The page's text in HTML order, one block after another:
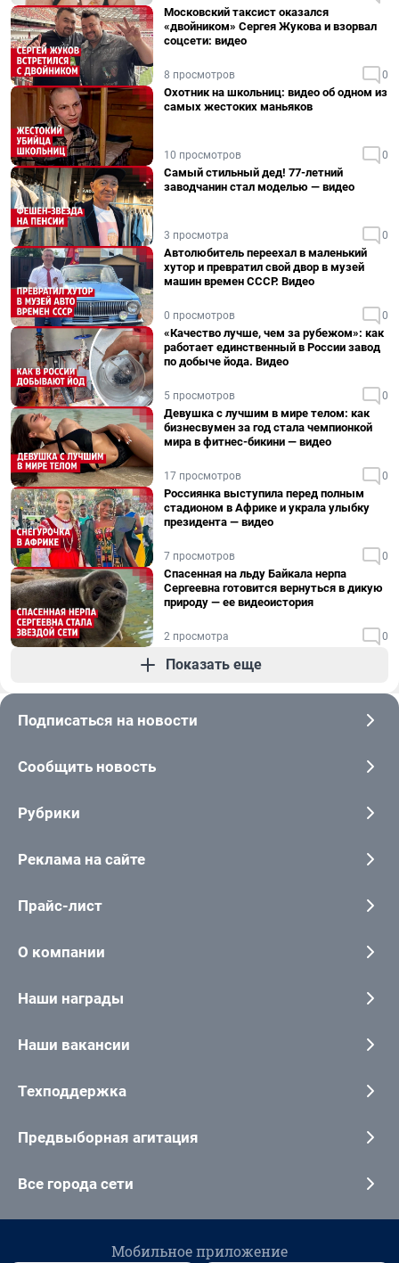
Московский таксист оказался
«двойником» Сергея Жукова и взорвал
соцсети: видео
8 просмотров 0
Охотник на школьниц: видео об одном из
самых жестоких маньяков
10 просмотров 0
Самый стильный дед! 77-летний
заводчанин стал моделью — видео
3 просмотра 0
Автолюбитель переехал в маленький
хутор и превратил свой двор в музей
машин времен СССР. Видео
0 просмотров 0
«Качество лучше, чем за рубежом»: как
работает единственный в России завод
по добыче йода. Видео
5 просмотров 0
Девушка с лучшим в мире телом: как
бизнесвумен за год стала чемпионкой
мира в фитнес-бикини — видео
17 просмотров 0
Россиянка выступила перед полным
стадионом в Африке и украла улыбку
президента — видео
7 просмотров 0
Спасенная на льду Байкала нерпа
Сергеевна готовится вернуться в дикую
природу — ее видеоистория
2 просмотра 0
Показать еще
Подписаться на новости
Сообщить новость
Рубрики
Реклама на сайте
Прайс-лист
О компании
Наши награды
Наши вакансии
Техподдержка
Предвыборная агитация
Все города сети
Мобильное приложение